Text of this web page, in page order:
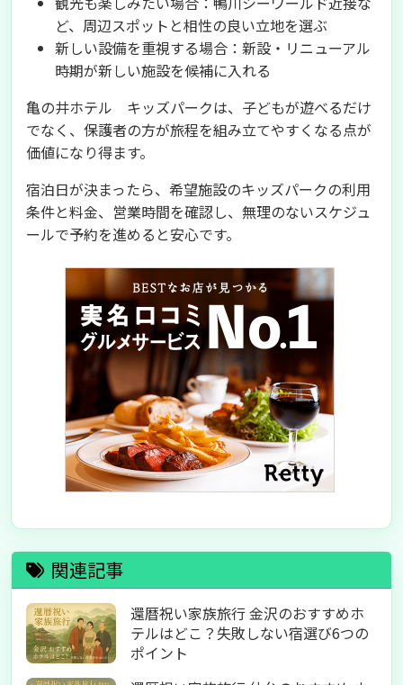
ど、周辺スポットと相性の良い立地を選ぶ
新しい設備を重視する場合：新設・リニューアル
時期が新しい施設を候補に入れる
亀の井ホテル キッズパークは、子どもが遊べるだけ
でなく、保護者の方が旅程を組み立てやすくなる点が
価値になり得ます。
宿泊日が決まったら、希望施設のキッズパークの利用
条件と料金、営業時間を確認し、無理のないスケジュ
ールで予約を進めると安心です。
関連記事
還暦祝い家族旅行 金沢のおすすめホ
テルはどこ？失敗しない宿選び6つの
ポイント